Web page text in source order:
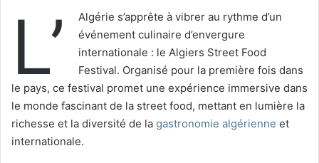
L’
Algérie s’apprête à vibrer au rythme d’un
événement culinaire d’envergure
internationale : le Algiers Street Food
Festival. Organisé pour la première fois dans
le pays, ce festival promet une expérience immersive dans
le monde fascinant de la street food, mettant en lumière la
richesse et la diversité de la gastronomie algérienne et
internationale.